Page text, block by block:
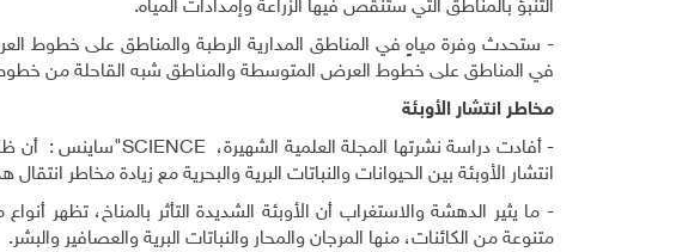
التنبؤ بالمناطق التي ستنقص فيها الزراعة وإمدادات المياه.
- ستحدث وفرة مياهٍ في المناطق المدارية الرطبة والمناطق على خطوط
في المناطق على خطوط العرض المتوسطة والمناطق شبه القاحلة من
مخاطر انتشار الأوبئة
- أفادت دراسة نشرتها المجلة العلمية الشهيرة، SCIENCE"ساينس : أن
انتشار الأوبئة بين الحيوانات والنباتات البرية والبحرية مع زيادة مخاطر
- ما يثير الدهشة والاستغراب أن الأوبئة الشديدة التأثر بالمناخ،
متنوعة من الكائنات، منها المرجان والمحار والنباتات البرية والعصافير والبشر.